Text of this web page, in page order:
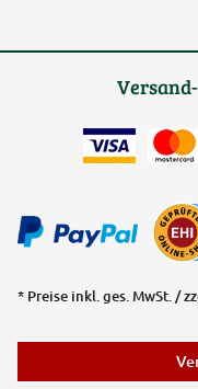
* Preise inkl. ges. MwSt. /